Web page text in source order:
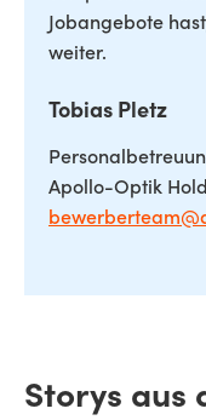
Jobangebote
weiter.
Tobias Pletz
Apollo-Optik
Storys aus